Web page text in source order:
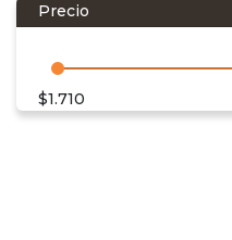
Precio
$1.710